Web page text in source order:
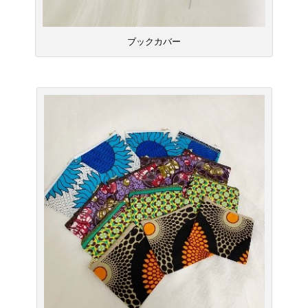
ブックカバー